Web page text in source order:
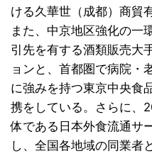
ける久華世（成都）商貿
また、中京地区強化の一
引先を有する酒類販売大
ョンと、首都圏で病院・
に強みを持つ東京中央食
携をしている。さらに、
体である日本外食流通サ
し、全国各地域の同業者